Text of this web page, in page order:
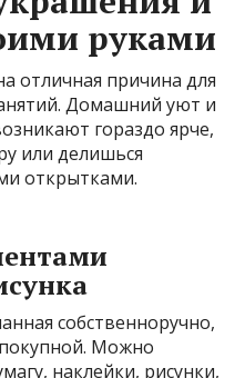
руками
отличная причина для
Домашний уют и
гораздо ярче,
или делишься
открытками.
собственноручно,
Можно
наклейки, рисунки,